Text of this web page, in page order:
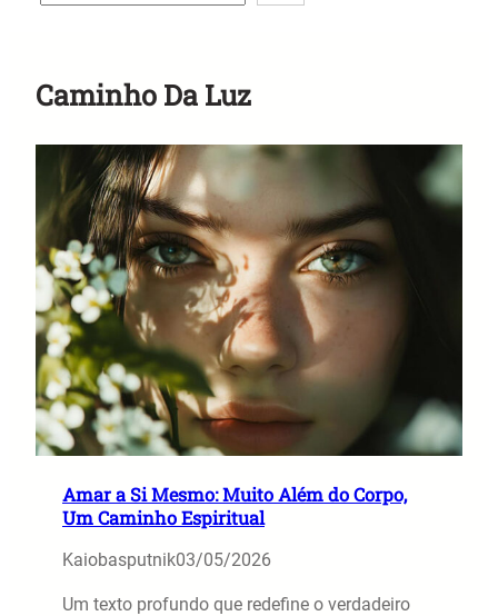
Caminho Da Luz
Amar a Si Mesmo: Muito Além do Corpo,
Um Caminho Espiritual
Kaiobasputnik03/05/2026
Um texto profundo que redefine o verdadeiro